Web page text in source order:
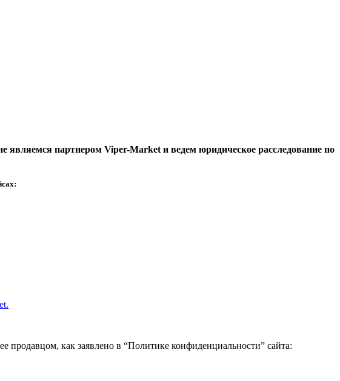
являемся партнером Viper-Market и ведем юридическое расследование по
продавцом, как заявлено в “Политике конфиденциальности” сайта: